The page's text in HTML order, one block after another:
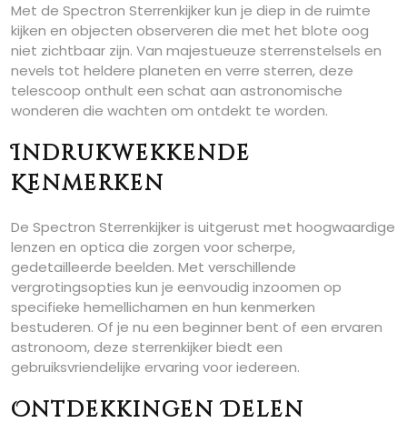
Met de Spectron Sterrenkijker kun je diep in de ruimte
kijken en objecten observeren die met het blote oog
niet zichtbaar zijn. Van majestueuze sterrenstelsels en
nevels tot heldere planeten en verre sterren, deze
telescoop onthult een schat aan astronomische
wonderen die wachten om ontdekt te worden.
Indrukwekkende
Kenmerken
De Spectron Sterrenkijker is uitgerust met hoogwaardige
lenzen en optica die zorgen voor scherpe,
gedetailleerde beelden. Met verschillende
vergrotingsopties kun je eenvoudig inzoomen op
specifieke hemellichamen en hun kenmerken
bestuderen. Of je nu een beginner bent of een ervaren
astronoom, deze sterrenkijker biedt een
gebruiksvriendelijke ervaring voor iedereen.
Ontdekkingen Delen